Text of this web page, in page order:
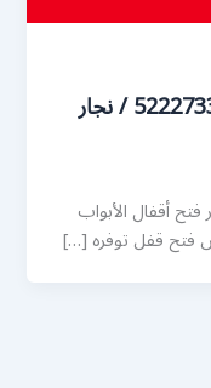
رقم فتح أبواب واقفال تيماء / 52227339 / نجار
أقفال الأبواب